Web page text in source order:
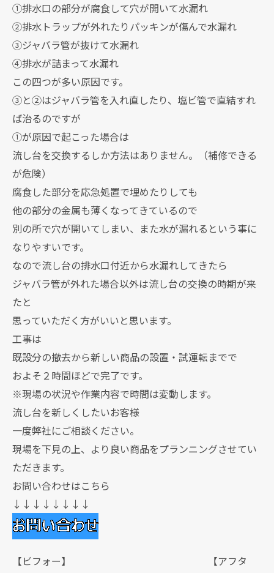
①排水口の部分が腐食して穴が開いて水漏れ
②排水トラップが外れたりパッキンが傷んで水漏れ
③ジャバラ管が抜けて水漏れ
④排水が詰まって水漏れ
この四つが多い原因です。
③と②はジャバラ管を入れ直したり、塩ビ管で直結すれ
ば治るのですが
①が原因で起こった場合は
流し台を交換するしか方法はありません。（補修できる
が危険）
腐食した部分を応急処置で埋めたりしても
他の部分の金属も薄くなってきているので
別の所で穴が開いてしまい、また水が漏れるという事に
なりやすいです。
なので流し台の排水口付近から水漏れしてきたら
ジャバラ管が外れた場合以外は流し台の交換の時期が来
たと
思っていただく方がいいと思います。
工事は
既設分の撤去から新しい商品の設置・試運転までで
およそ２時間ほどで完了です。
※現場の状況や作業内容で時間は変動します。
流し台を新しくしたいお客様
一度弊社にご相談ください。
現場を下見の上、より良い商品をプランニングさせてい
ただきます。
お問い合わせはこちら
↓↓↓↓↓↓↓↓
【ビフォー】 【アフタ